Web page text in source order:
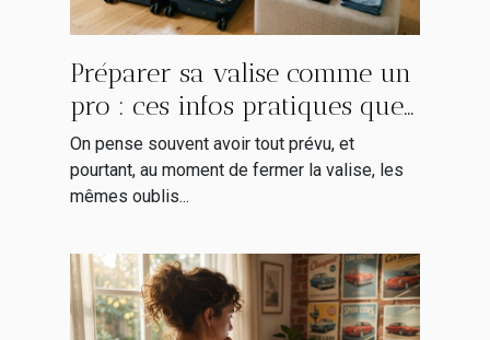
Préparer sa valise comme un
pro : ces infos pratiques que
l’on oublie toujours
On pense souvent avoir tout prévu, et
pourtant, au moment de fermer la valise, les
mêmes oublis...